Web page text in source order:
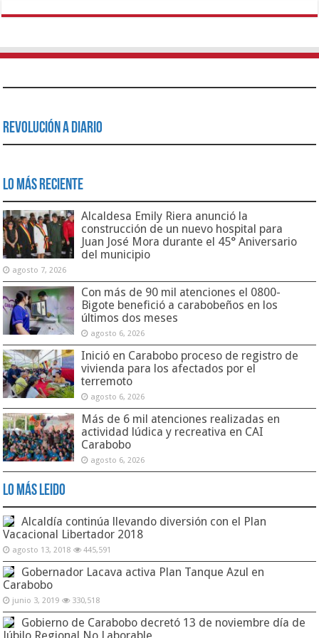
Revolución a Diario
Lo Más Reciente
Alcaldesa Emily Riera anunció la
construcción de un nuevo hospital para
Juan José Mora durante el 45° Aniversario
del municipio
agosto 7, 2026
Con más de 90 mil atenciones el 0800-
Bigote benefició a carabobeños en los
últimos dos meses
agosto 6, 2026
Inició en Carabobo proceso de registro de
vivienda para los afectados por el
terremoto
agosto 6, 2026
Más de 6 mil atenciones realizadas en
actividad lúdica y recreativa en CAI
Carabobo
agosto 6, 2026
Lo Más Leido
Alcaldía continúa llevando diversión con el Plan
Vacacional Libertador 2018
agosto 13, 2018 445,591
Gobernador Lacava activa Plan Tanque Azul en
Carabobo
junio 3, 2019 330,518
Gobierno de Carabobo decretó 13 de noviembre día de
Júbilo Regional No Laborable